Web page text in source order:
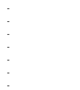
-
-
-
-
-
-
-